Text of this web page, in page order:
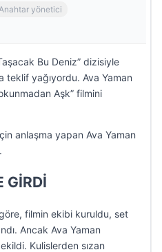
Anahtar yönetici
Bu Deniz” dizisiyle
teklif yağıyordu. Ava Yaman
Aşk” filmini
anlaşma yapan Ava Yaman
GİRDİ
filmin ekibi kuruldu, set
Ancak Ava Yaman
Kulislerden sızan